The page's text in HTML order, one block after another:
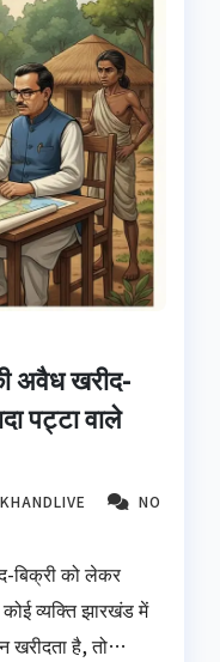
अवैध खरीद-
पट्टा वाले
NO
बिक्री को लेकर
व्यक्ति झारखंड में
खरीदता है, तो…